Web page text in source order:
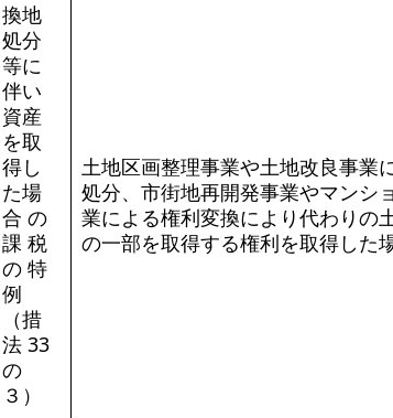
換地
処分
等に
伴い
資産
を取
得し
た場
合 の
課 税
の 特
例
（措
法 33
の
３）
土地区画整理事業や土地改良事業
処分、市街地再開発事業やマンシ
業による権利変換により代わりの
の一部を取得する権利を取得した